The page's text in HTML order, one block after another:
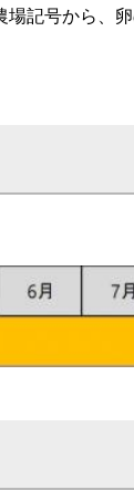
記号から、